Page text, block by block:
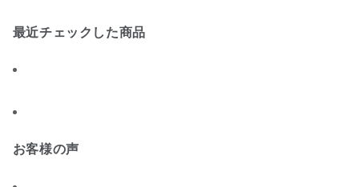
最近チェックした商品
お客様の声